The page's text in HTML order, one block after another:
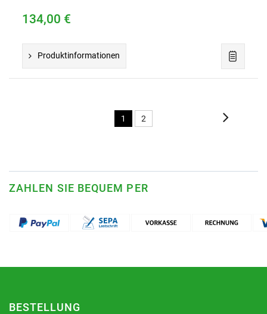
134,00 €
Produktinformationen
1 2
ZAHLEN SIE BEQUEM PER
BESTELLUNG